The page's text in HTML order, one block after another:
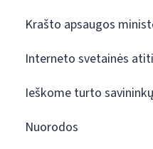
Krašto apsaugos
Interneto svetainės
Ieškome turto savininkų
Nuorodos